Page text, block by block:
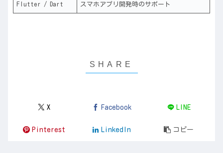
Flutter / Dart スマホアプリ開発時のサポート
X Facebook LINE
Pinterest LinkedIn コピー